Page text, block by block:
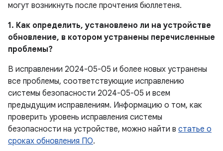
могут возникнуть после прочтения бюллетеня.
1. Как определить, установлено ли на устройстве
обновление, в котором устранены перечисленные
проблемы?
В исправлении 2024-05-05 и более новых устранены
все проблемы, соответствующие исправлению
системы безопасности 2024-05-05 и всем
предыдущим исправлениям. Информацию о том, как
проверить уровень исправления системы
безопасности на устройстве, можно найти в статье о
сроках обновления ПО.